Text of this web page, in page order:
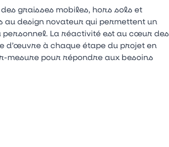
graisses mobiles, hors sols et
au design novateur qui permettent un
La réactivité est au cœur des
d’œuvre à chaque étape du projet en
mesure pour répondre aux besoins